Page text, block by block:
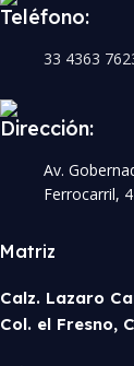
Teléfono:
33 4363
Dirección:
Av.
Ferrocarril,
Matriz
Calz. Lazaro
Col. el Fresno,